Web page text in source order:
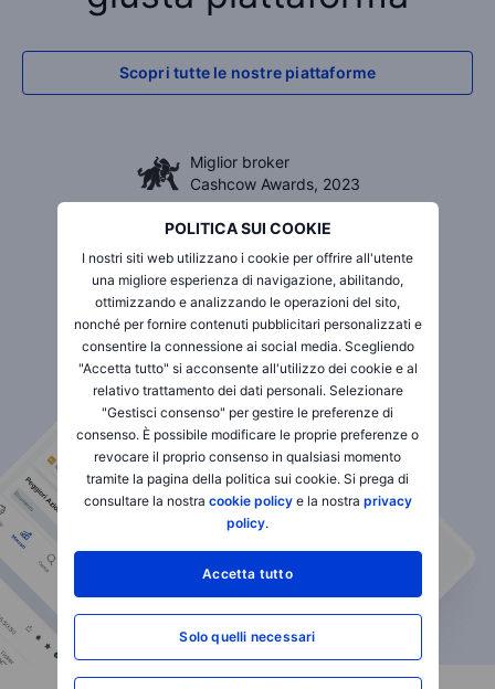
POLITICA SUI COOKIE
I nostri siti web utilizzano i cookie per offrire all'utente
una migliore esperienza di navigazione, abilitando,
ottimizzando e analizzando le operazioni del sito,
nonché per fornire contenuti pubblicitari personalizzati e
consentire la connessione ai social media. Scegliendo
"Accetta tutto" si acconsente all'utilizzo dei cookie e al
relativo trattamento dei dati personali. Selezionare
"Gestisci consenso" per gestire le preferenze di
consenso. È possibile modificare le proprie preferenze o
revocare il proprio consenso in qualsiasi momento
tramite la pagina della politica sui cookie. Si prega di
consultare la nostra cookie policye la nostra privacy
policy.
Accetta tutto
Solo quelli necessari
Scopri tutte le nostre piattaforme
Migliore piattaforma di trading
BrokerChooser, 2026
Miglior broker
Cashcow Awards, 2023
Migliore piattaforma di trading
BrokerChooser, 2026
Miglior broker
Cashcow Awards, 2023